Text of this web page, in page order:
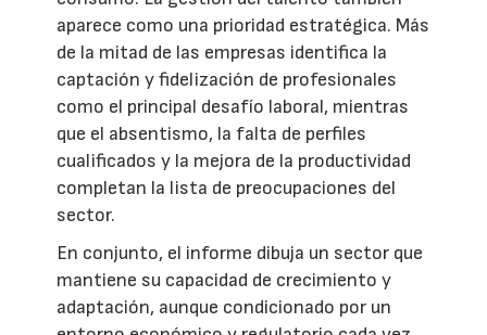
aparece como una prioridad estratégica. Más
de la mitad de las empresas identifica la
captación y fidelización de profesionales
como el principal desafío laboral, mientras
que el absentismo, la falta de perfiles
cualificados y la mejora de la productividad
completan la lista de preocupaciones del
sector.
En conjunto, el informe dibuja un sector que
mantiene su capacidad de crecimiento y
adaptación, aunque condicionado por un